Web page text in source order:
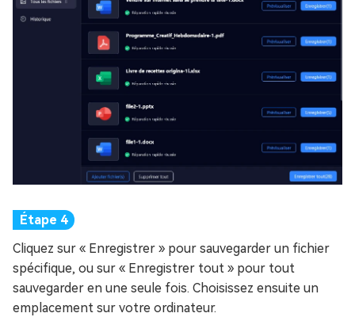
Cliquez sur « Enregistrer » pour sauvegarder un fichier
spécifique, ou sur « Enregistrer tout » pour tout
sauvegarder en une seule fois. Choisissez ensuite un
emplacement sur votre ordinateur.